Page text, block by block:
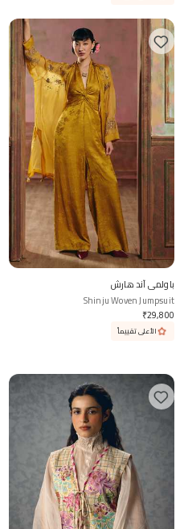
باولمي آند هارش
Shinju Woven Jumpsuit
₹29,800
الأعلى تقييماً